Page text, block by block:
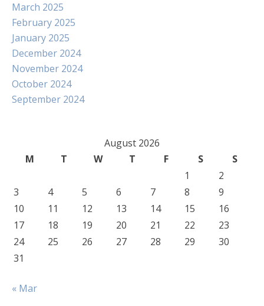
March 2025
February 2025
January 2025
December 2024
November 2024
October 2024
September 2024
August 2026
M
T W T F S
S
1
2
3
4 5 6 7 8
9
10
11 12 13 14 15
16
17
18 19 20 21 22
23
24
25 26 27 28 29
30
31
« Mar